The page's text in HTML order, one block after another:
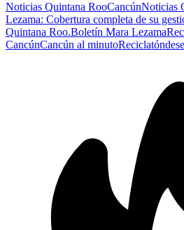
Noticias Quintana RooCancúnNoticias
Lezama: Cobertura completa de su
Quintana Roo.Boletín Mara Lezama
CancúnCancún al minutoReciclatón